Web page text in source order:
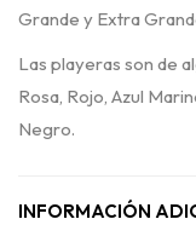
Grande y Extra
Las playeras son de
Rosa, Rojo, Azul
Negro.
INFORMACIÓN